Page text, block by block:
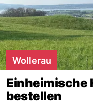
Wollerau
Einheimische
bestellen